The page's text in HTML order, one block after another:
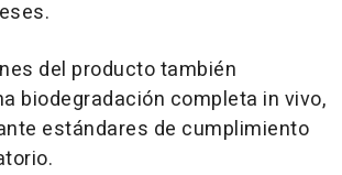
del producto también
biodegradación completa in vivo,
estándares de cumplimiento